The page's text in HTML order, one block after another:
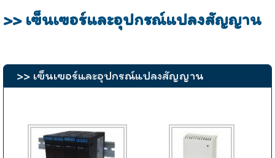
>> เฃ็นเฃอร์และอุปกรณ์แปลงสัญญาน
>> เฃ็นเฃอร์และอุปกรณ์แปลงสัญญาน